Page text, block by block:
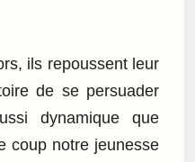
ils repoussent leur
de se persuader
dynamique que
coup notre jeunesse